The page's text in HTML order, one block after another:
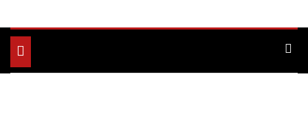
Toggle
navigation